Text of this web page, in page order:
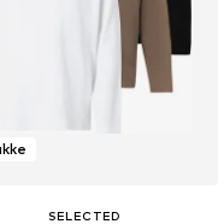
SELECTED